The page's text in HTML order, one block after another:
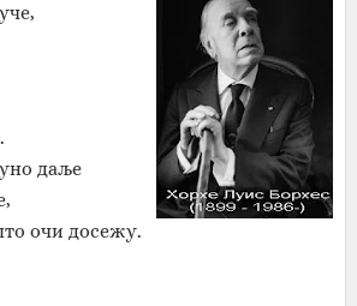
даље
очи досежу.